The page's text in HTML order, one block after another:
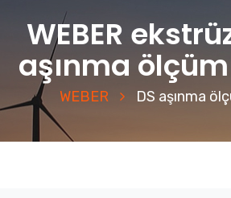
WEBER
aşınma
WEBER DS aşınma